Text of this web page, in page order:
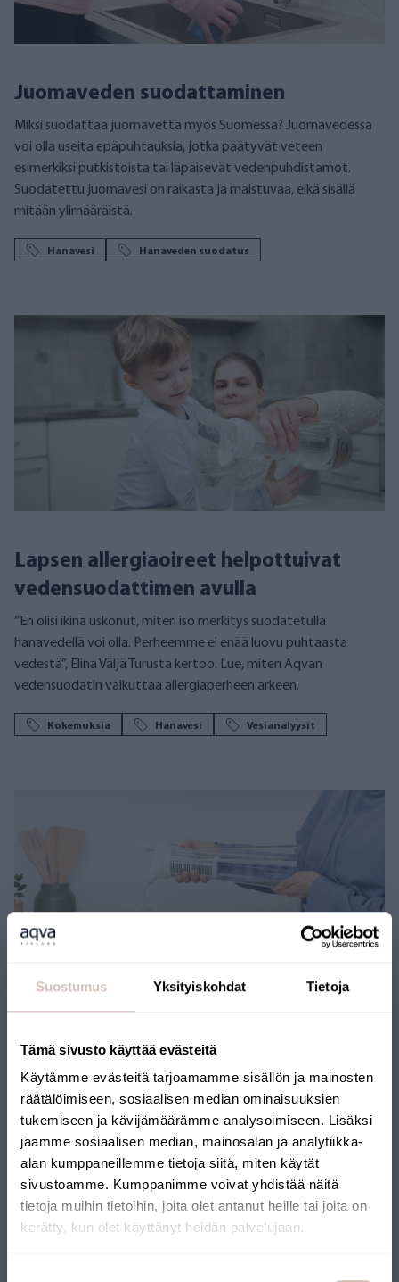
Suostumus Yksityiskohdat Tietoja
Tämä sivusto käyttää evästeitä
Käytämme evästeitä tarjoamamme sisällön ja mainosten
räätälöimiseen, sosiaalisen median ominaisuuksien
tukemiseen ja kävijämäärämme analysoimiseen. Lisäksi
jaamme sosiaalisen median, mainosalan ja analytiikka-
alan kumppaneillemme tietoja siitä, miten käytät
sivustoamme. Kumppanimme voivat yhdistää näitä
tietoja muihin tietoihin, joita olet antanut heille tai joita on
kerätty, kun olet käyttänyt heidän palvelujaan.
Juomaveden suodattaminen
Miksi suodattaa juomavettä myös Suomessa? Juomavedessä
voi olla useita epäpuhtauksia, jotka päätyvät veteen
esimerkiksi putkistoista tai läpäisevät vedenpuhdistamot.
Suodatettu juomavesi on raikasta ja maistuvaa, eikä sisällä
mitään ylimääräistä.
Hanavesi Hanaveden suodatus
Lapsen allergiaoireet helpottuivat
vedensuodattimen avulla
“En olisi ikinä uskonut, miten iso merkitys suodatetulla
hanavedellä voi olla. Perheemme ei enää luovu puhtaasta
vedestä”, Elina Väljä Turusta kertoo. Lue, miten Aqvan
vedensuodatin vaikuttaa allergiaperheen arkeen.
Kokemuksia Hanavesi Vesianalyysit
kemikaalit voivat vaikuttaa veden laatuun. Suodattamalla
puhdasta ja hyvänmakuista. Myös iho ja hiukset voivat
paremmin.
Hanaveden suodatus